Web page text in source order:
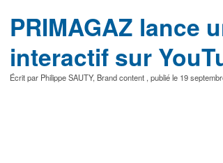
PRIMAGAZ lance
interactif sur
Écrit par Philippe SAUTY, Brand content , publié le 19